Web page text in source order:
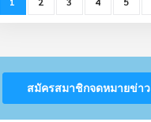
สมัครสมาชิกจดหมายข่าว